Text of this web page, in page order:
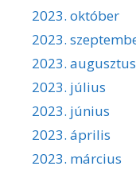
2023. október
2023.
2023. augusztus
2023. július
2023. június
2023. április
2023. március